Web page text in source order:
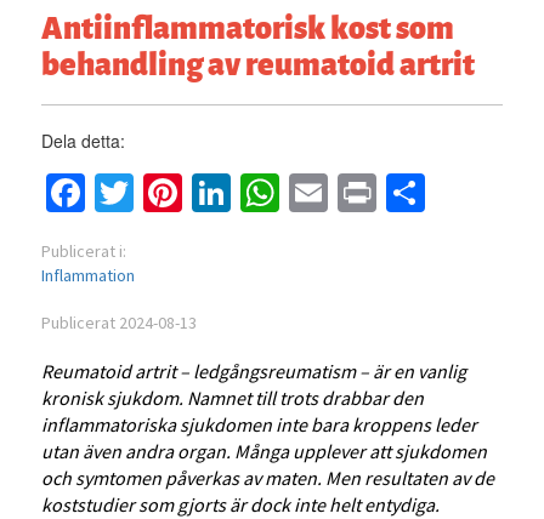
Antiinflammatorisk kost som
behandling av reumatoid artrit
Dela detta:
Facebook
Twitter
Pinterest
LinkedIn
WhatsApp
Email
Print
Publicerat i:
Inflammation
Publicerat 2024-08-13
Reumatoid artrit – ledgångsreumatism – är en vanlig
kronisk sjukdom. Namnet till trots drabbar den
inflammatoriska sjukdomen inte bara kroppens leder
utan även andra organ. Många upplever att sjukdomen
och symtomen påverkas av maten. Men resultaten av de
koststudier som gjorts är dock inte helt entydiga.